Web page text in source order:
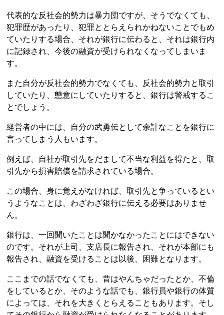
代表的な反社会的勢力は暴力団ですが、そうでなくても、
犯罪歴があったり、犯罪ととらえられかねないことでもめ
ていたりする場合、それが銀行に伝わると、それは銀行内
に記録され、今後の融資が受けられなくなってしまいま
す。
また自分が反社会的勢力でなくても、反社会的勢力と取引
していたり、懇意にしていたりすると、銀行は警戒するこ
とでしょう。
経営者の中には、自分の武勇伝として余計なことを銀行に
言ってしまう人もいます。
例えば、自社が取引先をだまして不当な利益を得たと、取
引先から損害賠償を請求されている場合。
この場合、身に覚えがなければ、取引先と争っているとい
うようなことは、わざわざ銀行に伝える必要はありませ
ん。
銀行は、一回聞いたことは聞かなかったことにはできない
のです。それが上司、支店長に報告され、それが本部にも
報告され、融資を受けることは以後、困難となります。
ここまでの話でなくても、昔はやんちゃだったとか、不倫
をしているとか、そのような話でも、銀行員や銀行の体質
によっては、それを大きくとらえることもあります。そし